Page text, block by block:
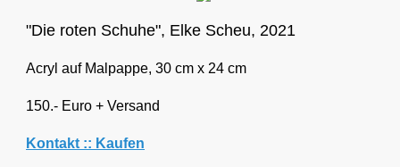
"Die roten Schuhe", Elke Scheu, 2021
Acryl auf Malpappe, 30 cm x 24 cm
150.- Euro + Versand
Kontakt :: Kaufen